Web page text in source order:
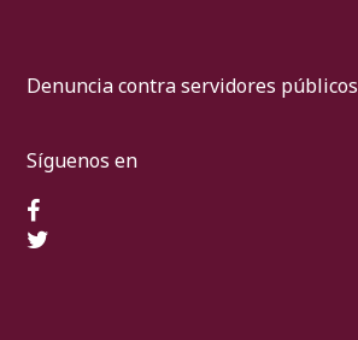
Denuncia contra servidores públicos
Síguenos en